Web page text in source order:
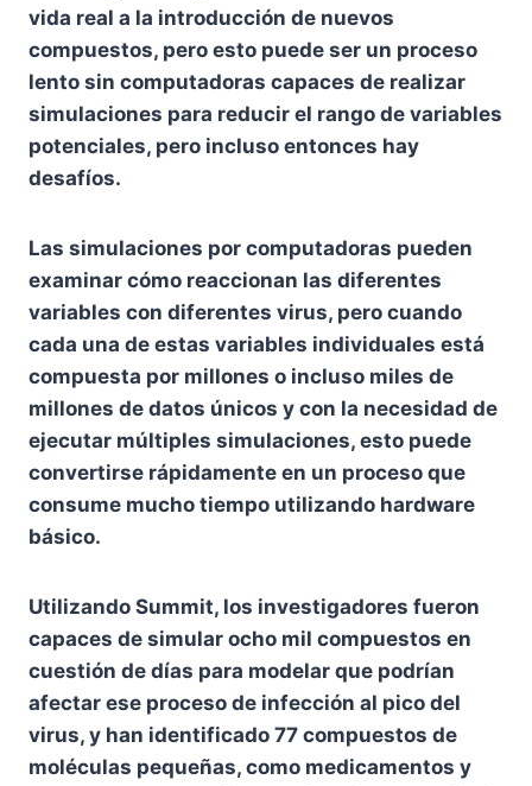
vida real a la introducción de nuevos
compuestos, pero esto puede ser un proceso
lento sin computadoras capaces de realizar
simulaciones para reducir el rango de variables
potenciales, pero incluso entonces hay
desafíos.
Las simulaciones por computadoras pueden
examinar cómo reaccionan las diferentes
variables con diferentes virus, pero cuando
cada una de estas variables individuales está
compuesta por millones o incluso miles de
millones de datos únicos y con la necesidad de
ejecutar múltiples simulaciones, esto puede
convertirse rápidamente en un proceso que
consume mucho tiempo utilizando hardware
básico.
Utilizando Summit, los investigadores fueron
capaces de simular ocho mil compuestos en
cuestión de días para modelar que podrían
afectar ese proceso de infección al pico del
virus, y han identificado 77 compuestos de
moléculas pequeñas, como medicamentos y